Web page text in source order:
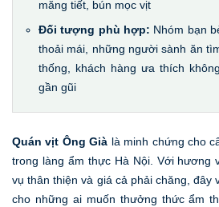
măng tiết, bún mọc vịt
Đối tượng phù hợp: Nhóm bạn
thoải mái, những người sành ăn
thống, khách hàng ưa thích
gần gũi
Quán vịt Ông Già là minh chứng cho
trong làng ẩm thực Hà Nội. Với hương
vụ thân thiện và giá cả phải chăng, đây
cho những ai muốn thưởng thức ẩm